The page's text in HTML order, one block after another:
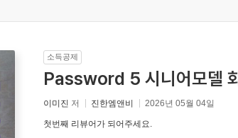
소득공제
Password 5 시니어모델
이미진 저 진한엠앤비 2026년 05월 04일
첫번째 리뷰어가 되어주세요.